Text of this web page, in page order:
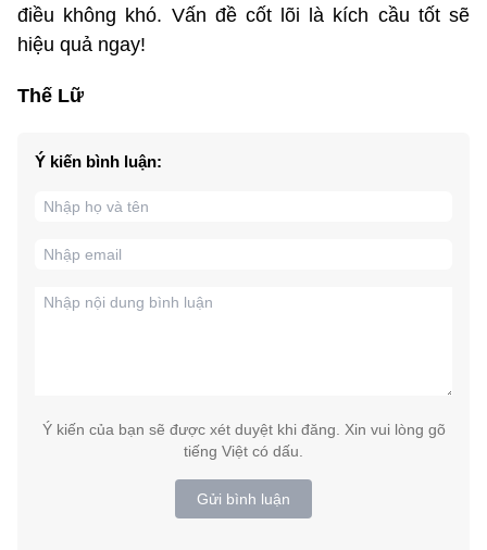
điều không khó. Vấn đề cốt lõi là kích cầu tốt sẽ
hiệu quả ngay!
Thế Lữ
Ý kiến bình luận:
Ý kiến của bạn sẽ được xét duyệt khi đăng. Xin vui lòng gõ
tiếng Việt có dấu.
Gửi bình luận